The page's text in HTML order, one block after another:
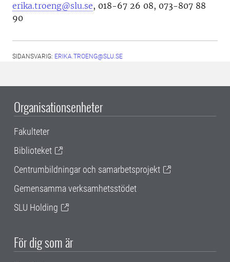
erika.troeng@slu.se, 018-67 26 08, 073-807 88
90
SIDANSVARIG: ERIKA.TROENG@SLU.SE
Organisationsenheter
Fakulteter
Biblioteket
Centrumbildningar och samarbetsprojekt
Gemensamma verksamhetsstödet
SLU Holding
För dig som är